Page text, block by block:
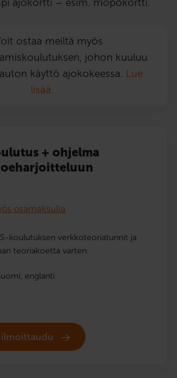
ostaa meiltä myös
johon kuuluu
käyttö ajokokeessa. Lue
lisää.
+ ohjelma
osamaksulla
koulutuksen verkkoteoriatunnit ja
teoriakoetta varten.
englanti
ilmoittaudu